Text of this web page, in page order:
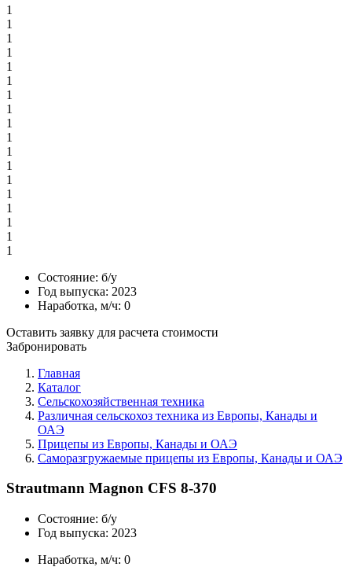
1
1
1
1
1
1
1
1
1
1
1
1
1
1
1
1
1
1
Состояние: б/у
Год выпуска: 2023
Наработка, м/ч: 0
Оставить заявку для расчета стоимости
Забронировать
Главная
Каталог
Сельскохозяйственная техника
Различная сельскохоз техника из Европы, Канады и
ОАЭ
Прицепы из Европы, Канады и ОАЭ
Саморазгружаемые прицепы из Европы, Канады и ОАЭ
Strautmann Magnon CFS 8-370
Состояние: б/у
Год выпуска: 2023
Наработка, м/ч: 0